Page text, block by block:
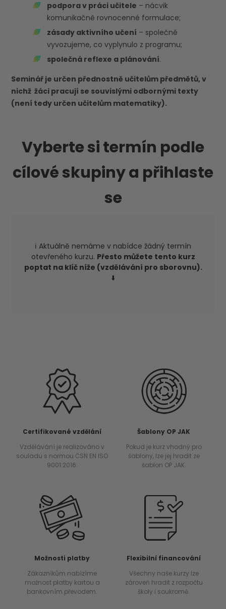
podpora v práci učitele – nácvik
komunikačně rovnocenné formulace;
zásady aktivního učení – společně
vyvozujeme, co vyplynulo z programu;
společná reflexe a plánování.
Seminář je určen přednostně učitelům předmětů, v
nichž žáci pracují se souvislými odbornými texty
(není tedy určen učitelům matematiky).
Vyberte si termín podle
cílové skupiny a přihlaste
se
ℹ️ Aktuálně nemáme v nabídce žádný termín
otevřeného kurzu. Přesto můžete tento kurz
poptat na klíč níže (vzdělávání pro sborovnu).
⬇️
Certifikované vzdělání
Vzdělávání je realizováno v
souladu s normou ČSN EN ISO
9001:2016.
Šablony OP JAK
Pokud je kurz vhodný pro
šablony, lze jej hradit ze
šablon OP JAK.
Možnosti platby
Zákazníkům nabízíme
možnost platby kartou a
bankovním převodem.
Flexibilní financování
Všechny naše kurzy lze
zároveň hradit z rozpočtu
školy i soukromě.